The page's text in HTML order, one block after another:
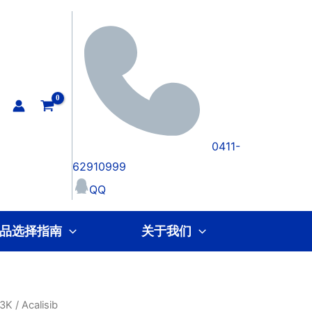
0411-
62910999
QQ
选择指南 关于我们
/ Acalisib